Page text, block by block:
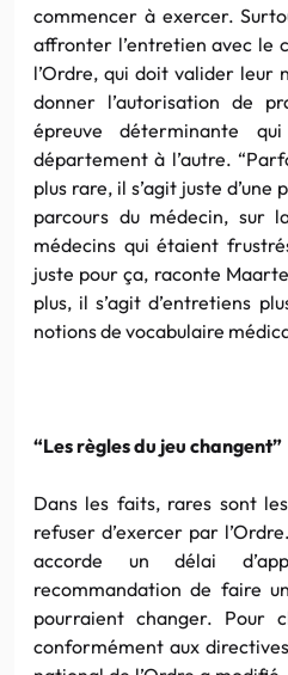
commencer à exercer.
affronter l’entretien avec le
l’Ordre, qui doit valider leur
donner l’autorisation de
épreuve déterminante
département à l’autre.
plus rare, il s’agit juste
parcours du médecin, sur
médecins qui étaient
juste pour ça, raconte
plus, il s’agit d’entretiens
notions de vocabulaire
“Les règles du jeu changent”
Dans les faits, rares sont
refuser d’exercer par
accorde un délai
recommandation de faire
pourraient changer. Pour
conformément aux